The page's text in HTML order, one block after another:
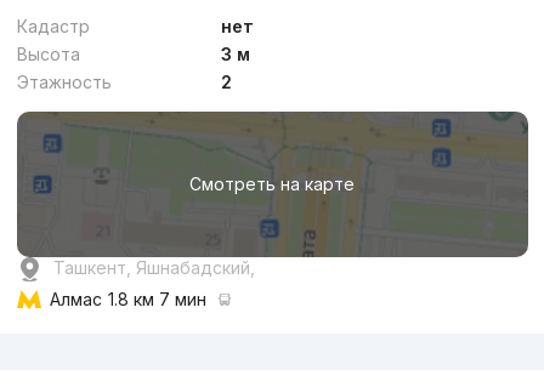
Кадастр
нет
Высота
3 м
Этажность
2
Смотреть на карте
Ташкент, Яшнабадский,
Алмас 1.8 км 7 мин